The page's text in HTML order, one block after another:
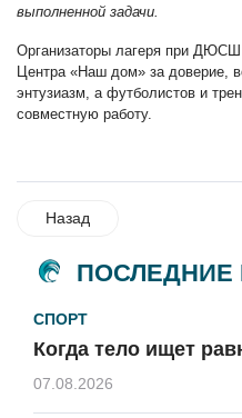
выполненной задачи.
Организаторы лагеря при ДЮСШ
Центра «Наш дом» за доверие,
энтузиазм, а футболистов и
совместную работу.
Назад
ПОСЛЕДНИЕ
СПОРТ
Когда тело ищет
07.08.2026